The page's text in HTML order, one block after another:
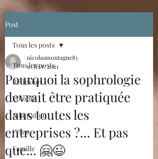
Post
Tous les posts
Réflexion
Volonté
Adaptation
Fêtes
Famille
Tous les posts
Pourquoi la sophrologie
devrait être pratiquée
dans toutes les
entreprises ?... Et pas
que... 🤗😉
nicolasmontagne83
10 févr. 2021